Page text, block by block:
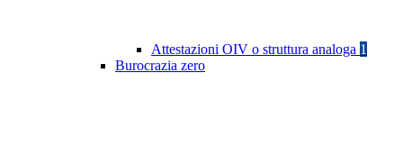
Attestazioni OIV o struttura analoga 1
Burocrazia zero